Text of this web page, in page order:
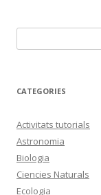
e
c
CATEGORIES
Activitats tutorials
Astronomia
Biologia
Ciencies Naturals
Ecologia